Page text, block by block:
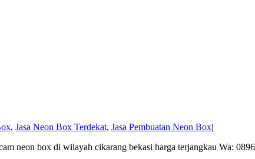
, Jasa Neon Box Terdekat, Jasa Pembuatan Neon Box|
neon box di wilayah cikarang bekasi harga terjangkau Wa: